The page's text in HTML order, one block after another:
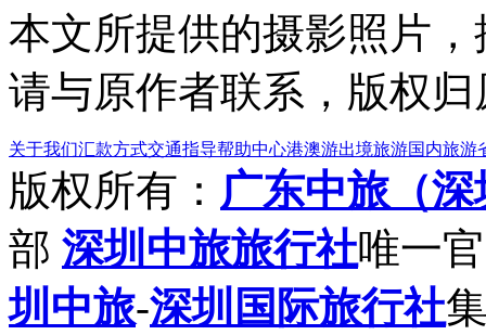
本文所提供的摄影照片
请与原作者联系，版权
关于我们汇款方式交通指导帮助中心港澳游出境旅游国内旅游
版权所有： 广东中旅（
部 深圳中旅旅行社唯一
圳中旅-深圳国际旅行社